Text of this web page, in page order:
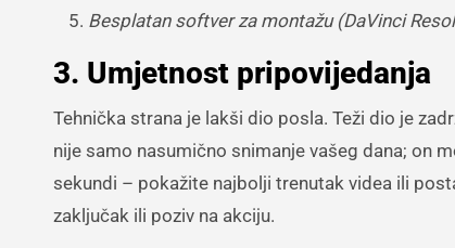
Besplatan softver za montažu (DaVinci
3. Umjetnost pripovijedanja
Tehnička strana je lakši dio posla. Teži dio je
nije samo nasumično snimanje vašeg dana; on
sekundi – pokažite najbolji trenutak videa ili
zaključak ili poziv na akciju.